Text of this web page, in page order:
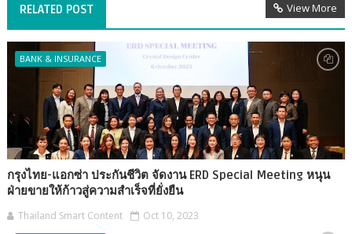
RELATED POST View More
BANK & INSURANCE
กรุงไทย-แอกซ่า ประกันชีวิต จัดงาน ERD Special Meeting หนุน
ฝ่ายขายให้ก้าวสู่ความสำเร็จที่ยั่งยืน
Thailand Smart Content Oct 10, 2023